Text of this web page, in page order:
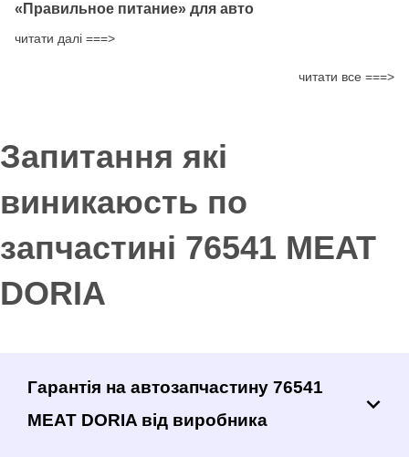
​«Правильное питание» для авто
читати далі ===>
читати все ===>
Запитання які
виникаюсть по
запчастині 76541 MEAT
DORIA
Гарантія на автозапчастину 76541
MEAT DORIA від виробника